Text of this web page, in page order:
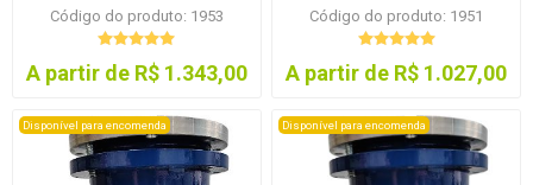
Código do produto: 1953
A partir de R$ 1.343,00
Código do produto: 1951
A partir de R$ 1.027,00
Disponível para encomenda Disponível para encomenda